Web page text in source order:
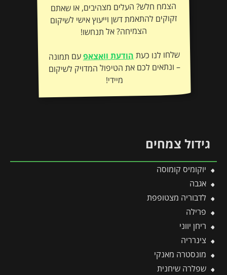
הצמח חלש? העלים מצהיבים, או שאתם
זקוקים להתאמת דשן וייעוץ אישי לשיקום
הצמיחה? אל תנחשו!
שלחו לנו כעתהודעת וואצאפעם תמונה
– ונתאים לכם את הטיפול המדויק לשיקום
מיידי!
גידול צמחים
יוקומיס קומוסה
אגבה
לדבוריה מצטופפת
פרילה
ריחן יווני
צינרריה
מונסטרה מאנקי
שפלרה שיחנית